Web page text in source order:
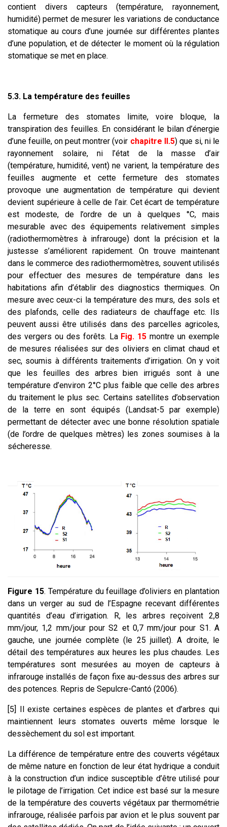
contient divers capteurs (température, rayonnement,
humidité) permet de mesurer les variations de conductance
stomatique au cours d’une journée sur différentes plantes
d’une population, et de détecter le moment où la régulation
stomatique se met en place.
5.3. La température des feuilles
La fermeture des stomates limite, voire bloque, la
transpiration des feuilles. En considérant le bilan d’énergie
d’une feuille, on peut montrer (voir chapitre II.5) que si, ni le
rayonnement solaire, ni l’état de la masse d’air
(température, humidité, vent) ne varient, la température des
feuilles augmente et cette fermeture des stomates
provoque une augmentation de température qui devient
devient supérieure à celle de l’air. Cet écart de température
est modeste, de l’ordre de un à quelques °C, mais
mesurable avec des équipements relativement simples
(radiothermomètres à infrarouge) dont la précision et la
justesse s’améliorent rapidement. On trouve maintenant
dans le commerce des radiothermomètres, souvent utilisés
pour effectuer des mesures de température dans les
habitations afin d’établir des diagnostics thermiques. On
mesure avec ceux-ci la température des murs, des sols et
des plafonds, celle des radiateurs de chauffage etc. Ils
peuvent aussi être utilisés dans des parcelles agricoles,
des vergers ou des forêts. La Fig. 15 montre un exemple
de mesures réalisées sur des oliviers en climat chaud et
sec, soumis à différents traitements d’irrigation. On y voit
que les feuilles des arbres bien irrigués sont à une
température d’environ 2°C plus faible que celle des arbres
du traitement le plus sec. Certains satellites d’observation
de la terre en sont équipés (Landsat-5 par exemple)
permettant de détecter avec une bonne résolution spatiale
(de l’ordre de quelques mètres) les zones soumises à la
sécheresse.
Figure 15. Température du feuillage d’oliviers en plantation
dans un verger au sud de l’Espagne recevant différentes
quantités d’eau d’irrigation. R, les arbres reçoivent 2,8
mm/jour, 1,2 mm/jour pour S2 et 0,7 mm/jour pour S1. A
gauche, une journée complète (le 25 juillet). A droite, le
détail des températures aux heures les plus chaudes. Les
températures sont mesurées au moyen de capteurs à
infrarouge installés de façon fixe au-dessus des arbres sur
des potences. Repris de Sepulcre-Cantó (2006).
[5] Il existe certaines espèces de plantes et d’arbres qui
maintiennent leurs stomates ouverts même lorsque le
dessèchement du sol est important.
La différence de température entre des couverts végétaux
de même nature en fonction de leur état hydrique a conduit
à la construction d’un indice susceptible d’être utilisé pour
le pilotage de l’irrigation. Cet indice est basé sur la mesure
de la température des couverts végétaux par thermométrie
infrarouge, réalisée parfois par avion et le plus souvent par